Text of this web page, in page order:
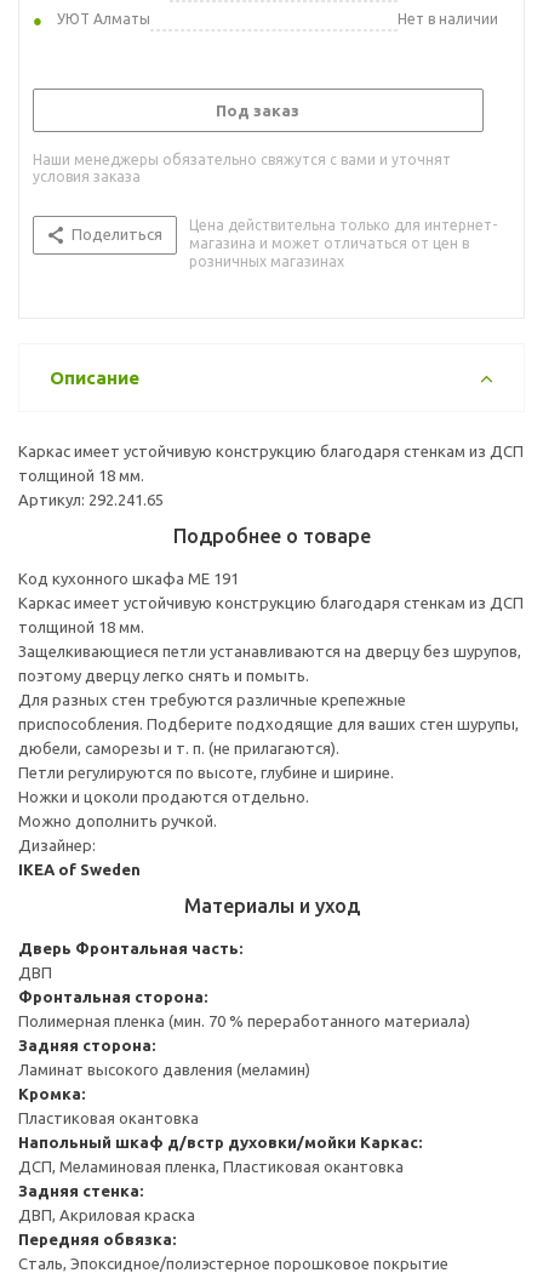
УЮТ Алматы
Нет в наличии
Под заказ
Наши менеджеры обязательно свяжутся с вами и уточнят
условия заказа
Поделиться
Цена действительна только для интернет-
магазина и может отличаться от цен в
розничных магазинах
Описание
Каркас имеет устойчивую конструкцию благодаря стенкам из ДСП
толщиной 18 мм.
Артикул: 292.241.65
Подробнее о товаре
Код кухонного шкафа ME 191
Каркас имеет устойчивую конструкцию благодаря стенкам из ДСП
толщиной 18 мм.
Защелкивающиеся петли устанавливаются на дверцу без шурупов,
поэтому дверцу легко снять и помыть.
Для разных стен требуются различные крепежные
приспособления. Подберите подходящие для ваших стен шурупы,
дюбели, саморезы и т. п. (не прилагаются).
Петли регулируются по высоте, глубине и ширине.
Ножки и цоколи продаются отдельно.
Можно дополнить ручкой.
Дизайнер:
IKEA of Sweden
Материалы и уход
Дверь Фронтальная часть:
ДВП
Фронтальная сторона:
Полимерная пленка (мин. 70 % переработанного материала)
Задняя сторона:
Ламинат высокого давления (меламин)
Кромка:
Пластиковая окантовка
Напольный шкаф д/встр духовки/мойки Каркас:
ДСП, Меламиновая пленка, Пластиковая окантовка
Задняя стенка:
ДВП, Акриловая краска
Передняя обвязка:
Сталь, Эпоксидное/полиэстерное порошковое покрытие